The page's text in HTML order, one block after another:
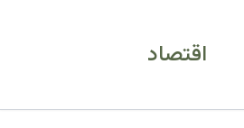
اقتصاد